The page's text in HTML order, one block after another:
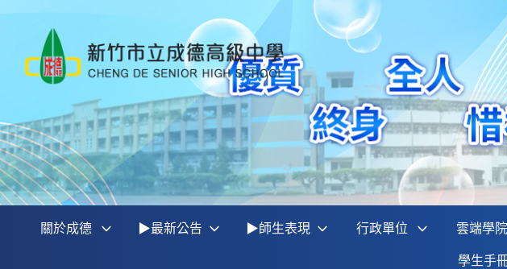
關於成德 ▶最新公告 ▶師生表現 行政單位 雲端學院
學生手